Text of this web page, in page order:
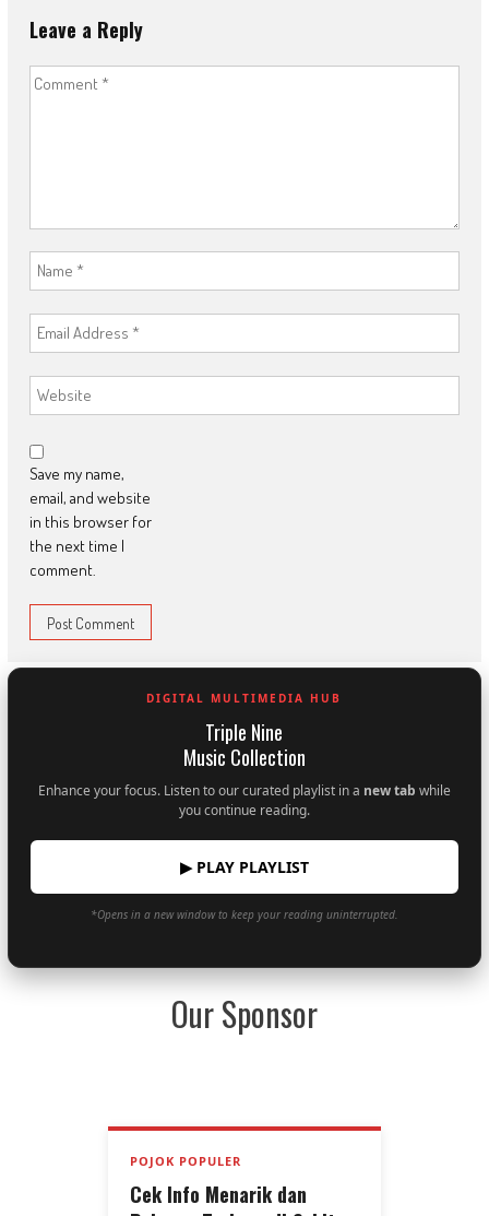
Leave a Reply
Save my name,
email, and website
in this browser for
the next time I
comment.
DIGITAL MULTIMEDIA HUB
Triple Nine
Music Collection
Enhance your focus. Listen to our curated playlist in a new tab while
you continue reading.
▶ PLAY PLAYLIST
*Opens in a new window to keep your reading uninterrupted.
Our Sponsor
POJOK POPULER
Cek Info Menarik dan